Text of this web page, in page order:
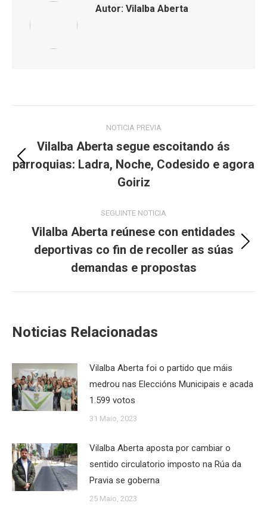
Autor: Vilalba Aberta
navigation
NOTICIA PREVIA
Previous
post:
Vilalba Aberta segue escoitando ás
parroquias: Ladra, Noche, Codesido e agora
Goiriz
SEGUINTE NOTICIA
Next
post:
Vilalba Aberta reúnese con entidades
deportivas co fin de recoller as súas
demandas e propostas
Noticias Relacionadas
Vilalba Aberta foi o partido que máis
medrou nas Eleccións Municipais e acada
1.599 votos
31 Maio, 2023
Vilalba Aberta aposta por cambiar o
sentido circulatorio imposto na Rúa da
Pravia se goberna
25 Maio, 2023